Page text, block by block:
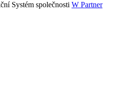
Systém společnosti W Partner